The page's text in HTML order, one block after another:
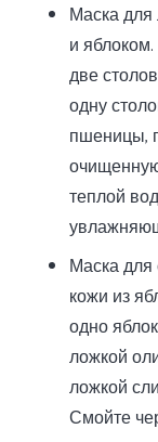
Маска
и
две
одну
пшеницы,
теплой
Маска
кожи из
одно
ложкой
ложкой
Смойте